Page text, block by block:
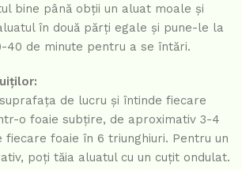
bine până obții un aluat moale și
în două părți egale și pune-le la
40 de minute pentru a se întări.
de lucru și întinde fiecare
o foaie subțire, de aproximativ 3-4
fiecare foaie în 6 triunghiuri. Pentru un
poți tăia aluatul cu un cuțit ondulat.